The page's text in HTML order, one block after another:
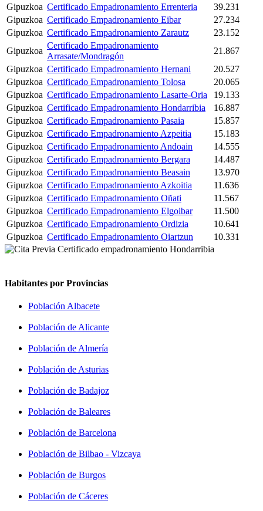
Gipuzkoa Certificado Empadronamiento Errenteria
39.231
Gipuzkoa Certificado Empadronamiento Eibar
27.234
Gipuzkoa Certificado Empadronamiento Zarautz
23.152
Gipuzkoa
Certificado Empadronamiento
Arrasate/Mondragón
21.867
Gipuzkoa Certificado Empadronamiento Hernani
20.527
Gipuzkoa Certificado Empadronamiento Tolosa
20.065
Gipuzkoa Certificado Empadronamiento Lasarte-Oria
19.133
Gipuzkoa Certificado Empadronamiento Hondarribia
16.887
Gipuzkoa Certificado Empadronamiento Pasaia
15.857
Gipuzkoa Certificado Empadronamiento Azpeitia
15.183
Gipuzkoa Certificado Empadronamiento Andoain
14.555
Gipuzkoa Certificado Empadronamiento Bergara
14.487
Gipuzkoa Certificado Empadronamiento Beasain
13.970
Gipuzkoa Certificado Empadronamiento Azkoitia
11.636
Gipuzkoa Certificado Empadronamiento Oñati
11.567
Gipuzkoa Certificado Empadronamiento Elgoibar
11.500
Gipuzkoa Certificado Empadronamiento Ordizia
10.641
Gipuzkoa Certificado Empadronamiento Oiartzun 10.331
Habitantes por Provincias
Población Albacete
Población de Alicante
Población de Almería
Población de Asturias
Población de Badajoz
Población de Baleares
Población de Barcelona
Población de Bilbao - Vizcaya
Población de Burgos
Población de Cáceres